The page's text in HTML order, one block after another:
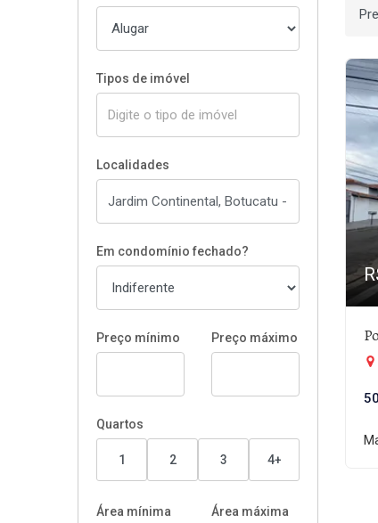
Tipos de imóvel
Localidades
Em condomínio fechado?
Preço mínimo Preço máximo
Quartos
1 2 3 4+
Área mínima Área máxima